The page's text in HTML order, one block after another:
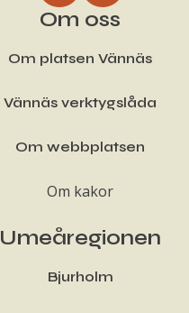
Om oss
Om platsen Vännäs
Vännäs verktygslåda
Om webbplatsen
Om kakor
Umeåregionen
Bjurholm